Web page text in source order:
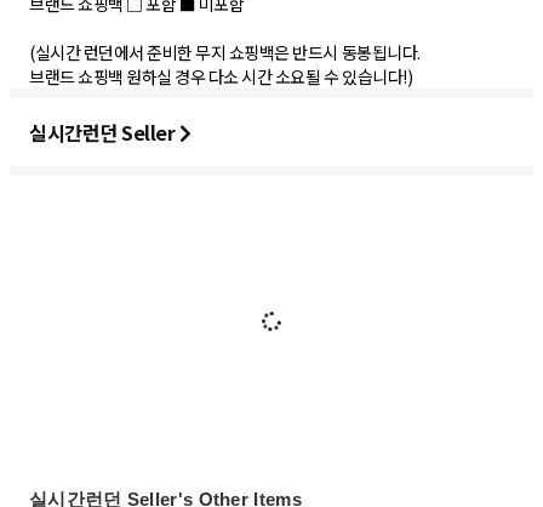
(실시간 런던에서 준비한 무지 쇼핑백은 반드시 동봉됩니다.
브랜드 쇼핑백 원하실 경우 다소 시간 소요될 수 있습니다!)
실시간런던 Seller
실시간런던 Seller's Other Items